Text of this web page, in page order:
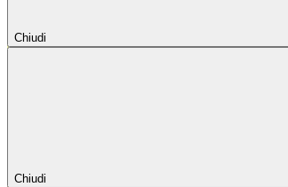
Chiudi
Chiudi